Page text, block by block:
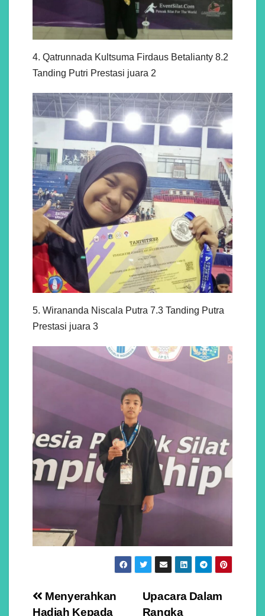
4. Qatrunnada Kultsuma Firdaus Betalianty 8.2
Tanding Putri Prestasi juara 2
5. Wirananda Niscala Putra 7.3 Tanding Putra
Prestasi juara 3
Navigasi
Upacara Dalam
Rangka
Menyerahkan
Hadiah Kepada